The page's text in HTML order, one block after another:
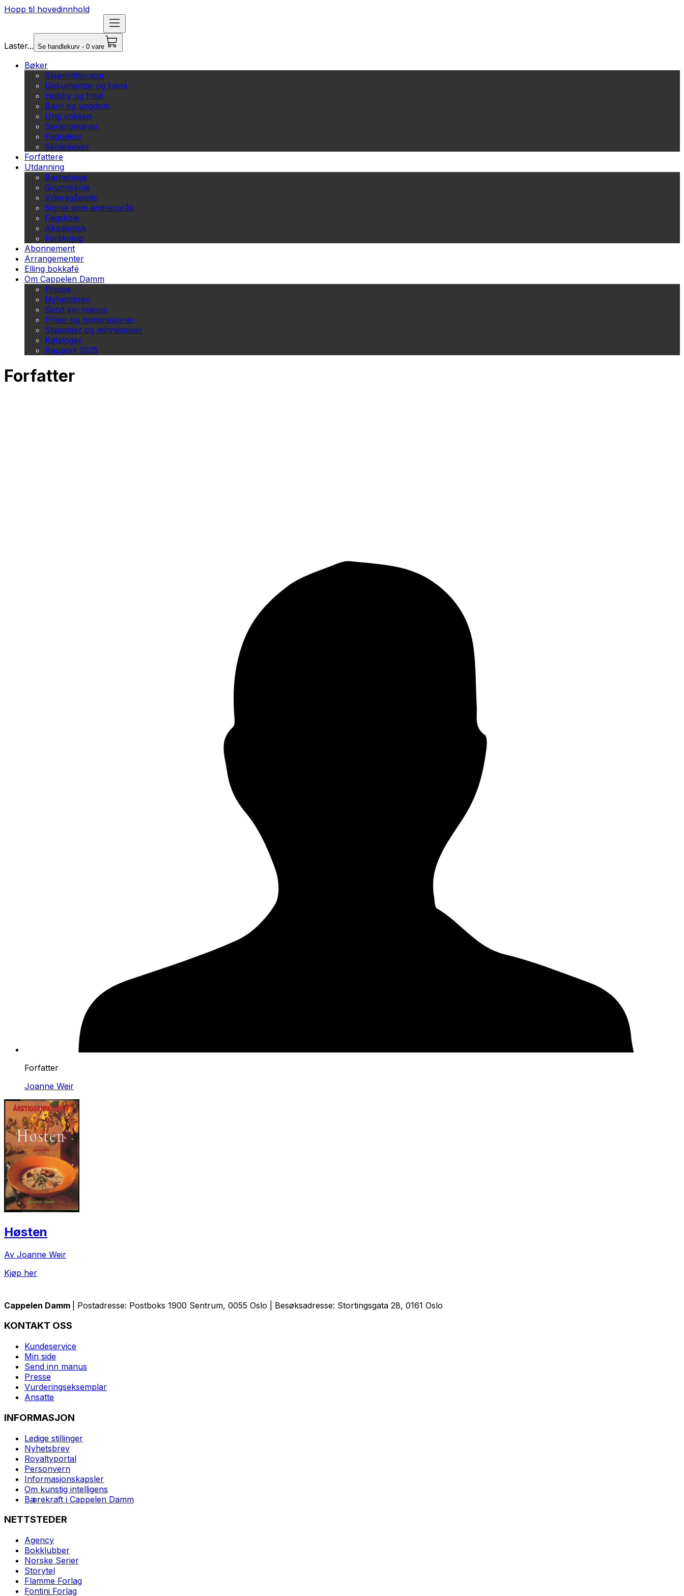
Hopp til hovedinnhold
Laster... Se handlekurv - 0 vare
Bøker
Skjønnlitteratur
Dokumentar og fakta
Hobby og fritid
Barn og ungdom
Ung voksen
Serieromaner
Fagbøker
Skolebøker
Forfattere
Utdanning
Barnehage
Grunnskole
Videregående
Norsk som andrespråk
Fagskole
Akademisk
Forskning
Abonnement
Arrangementer
Elling bokkafé
Om Cappelen Damm
Presse
Nyhetsbrev
Send inn manus
Priser og nominasjoner
Stipender og minnepriser
Kataloger
Rapport 2025
Forfatter
Forfatter
Joanne Weir
Høsten
Av Joanne Weir
Kjøp her
Cappelen Damm | Postadresse: Postboks 1900 Sentrum, 0055 Oslo | Besøksadresse: Stortingsgata 28, 0161 Oslo
KONTAKT OSS
Kundeservice
Min side
Send inn manus
Presse
Vurderingseksemplar
Ansatte
INFORMASJON
Ledige stillinger
Nyhetsbrev
Royaltyportal
Personvern
Informasjonskapsler
Om kunstig intelligens
Bærekraft i Cappelen Damm
NETTSTEDER
Agency
Bokklubber
Norske Serier
Storytel
Flamme Forlag
Fontini Forlag